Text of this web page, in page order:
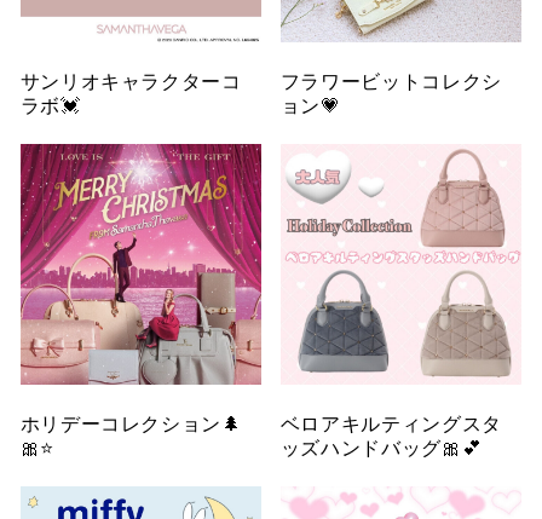
サンリオキャラクターコ
ラボ💓
フラワービットコレクシ
ョン💗
ホリデーコレクション🌲
🎀⭐️
ベロアキルティングスタ
ッズハンドバッグ🎀💕